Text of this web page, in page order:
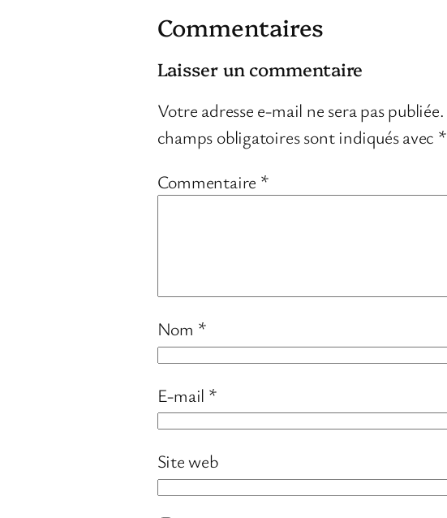
Commentaires
Laisser un commentaire
Votre adresse e-mail ne sera pas publiée.
champs obligatoires sont indiqués avec *
Commentaire *
Nom *
E-mail *
Site web